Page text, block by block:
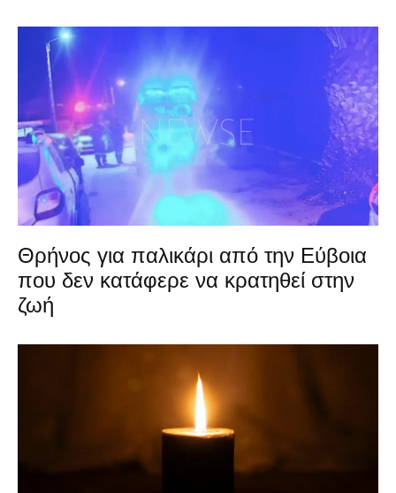
Θρήνος για παλικάρι από την Εύβοια
που δεν κατάφερε να κρατηθεί στην
ζωή